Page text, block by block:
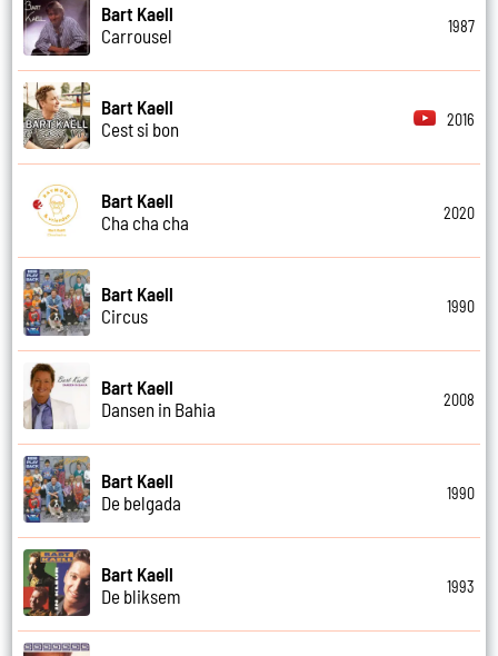
Bart Kaell
Carrousel
1987
Bart Kaell
Cest si bon
2016
Bart Kaell
Cha cha cha
2020
Bart Kaell
Circus
1990
Bart Kaell
Dansen in Bahia
2008
Bart Kaell
De belgada
1990
Bart Kaell
De bliksem
1993